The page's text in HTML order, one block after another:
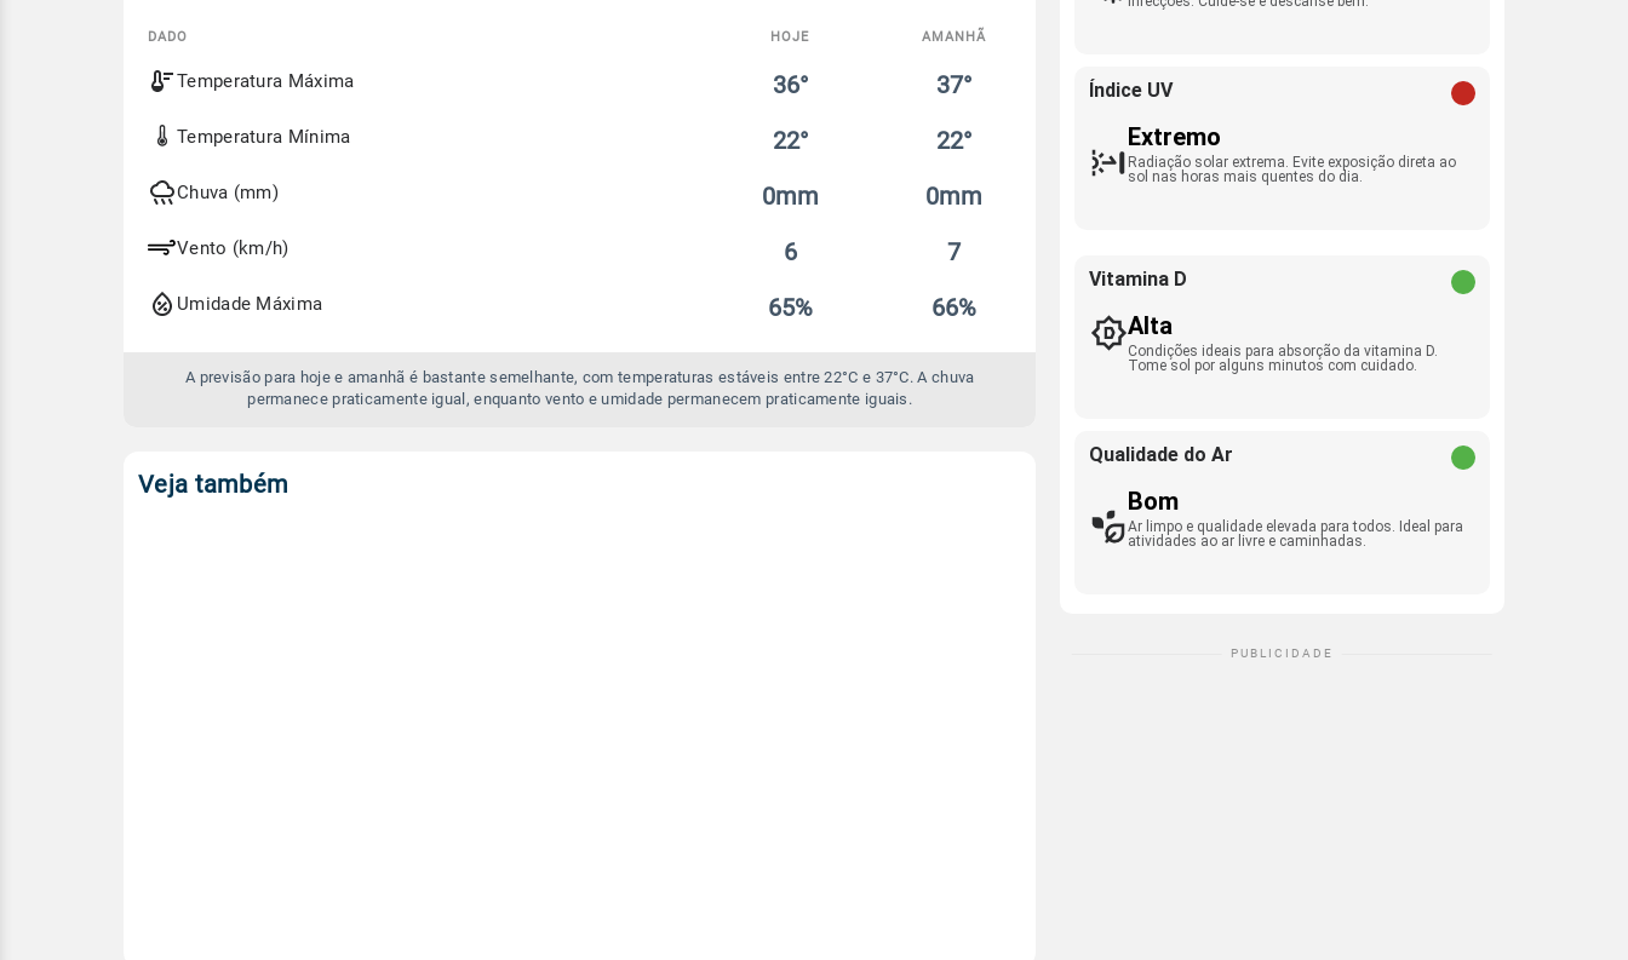
Comparativo
entre
previsão
amanhã
DADO HOJE AMANHÃ
Temperatura Máxima 36° 37°
Temperatura Mínima 22° 22°
Chuva (mm) 0mm 0mm
Vento (km/h) 6 7
Umidade Máxima 65% 66%
A previsão para hoje e amanhã é bastante semelhante, com temperaturas estáveis entre 22°C e 37°C. A chuva
permanece praticamente igual, enquanto vento e umidade permanecem praticamente iguais.
Veja também
Índice UV
Extremo
Radiação solar extrema. Evite exposição direta ao
sol nas horas mais quentes do dia.
Vitamina D
Alta
Condições ideais para absorção da vitamina D.
Tome sol por alguns minutos com cuidado.
Qualidade do Ar
Bom
Ar limpo e qualidade elevada para todos. Ideal para
atividades ao ar livre e caminhadas.